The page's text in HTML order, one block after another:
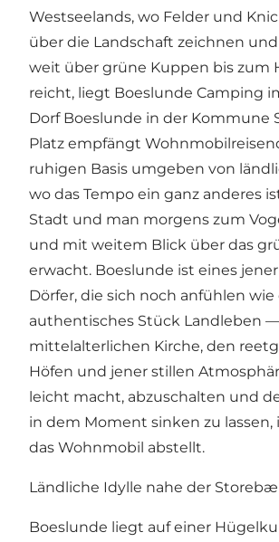
Westseelands, wo Felder und
über die Landschaft zeichnen
weit über grüne Kuppen bis zum
reicht, liegt Boeslunde Camping
Dorf Boeslunde in der Kommune
Platz empfängt
ruhigen Basis umgeben von
wo das Tempo ein ganz anderes
Stadt und man morgens zum
und mit weitem Blick über das
erwacht. Boeslunde ist eines
Dörfer, die sich noch anfühlen wie
authentisches Stück Landleben
mittelalterlichen Kirche, den
Höfen und jener stillen
leicht macht, abzuschalten und
in dem Moment sinken zu lassen,
das Wohnmobil abstellt.
Ländliche Idylle nahe der
Boeslunde liegt auf einer